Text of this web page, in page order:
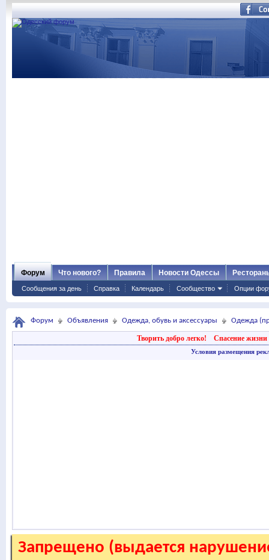
Форум
Сообщения за день Справка Календарь Сообщество Опции
Что нового? Правила Новости Одессы
Форум Объявления Одежда, обувь и аксессуары Одежда
Творить добро легко! Спасение жизни
Условия размещения
Запрещено (выдается